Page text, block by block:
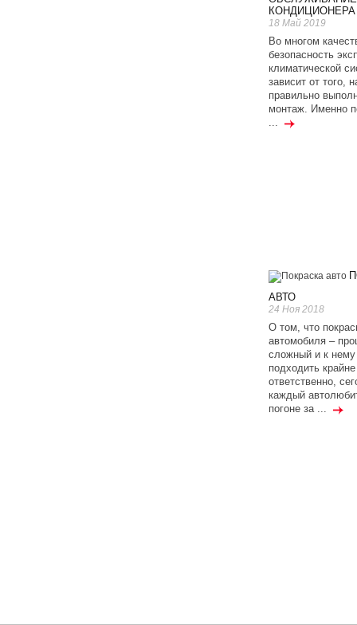
КОНДИЦИОНЕРА
18 Май 2019
Во многом
безопасность
климатической
зависит от того,
правильно
монтаж. Именно
...
АВТО
24 Ноя 2018
О том, что
автомобиля –
сложный и к
подходить крайне
ответственно,
каждый
погоне за ...